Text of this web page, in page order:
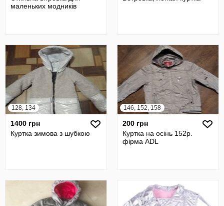
маленьких модників
128, 134
1400 грн
Куртка зимова з шубкою
146, 152, 158
200 грн
Куртка на осінь 152р.
фірма ADL